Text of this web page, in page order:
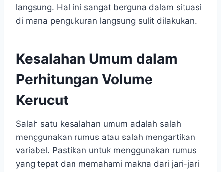
langsung. Hal ini sangat berguna dalam situasi
di mana pengukuran langsung sulit dilakukan.
Kesalahan Umum dalam
Perhitungan Volume
Kerucut
Salah satu kesalahan umum adalah salah
menggunakan rumus atau salah mengartikan
variabel. Pastikan untuk menggunakan rumus
yang tepat dan memahami makna dari jari-jari